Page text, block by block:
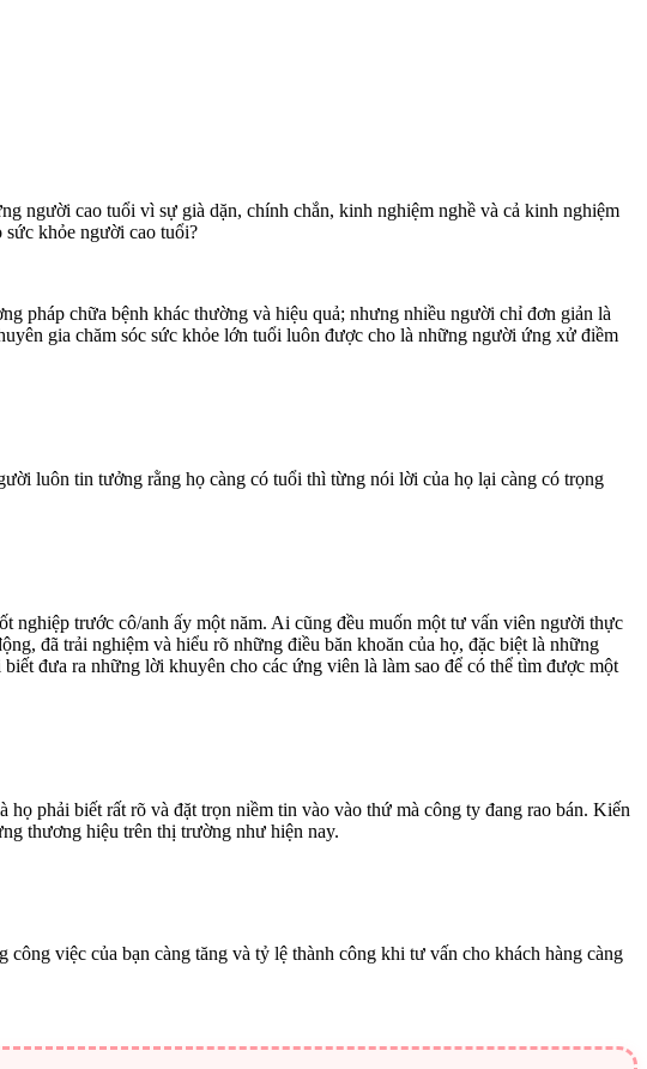
người cao tuổi vì sự già dặn, chính chắn, kinh nghiệm nghề và cả kinh nghiệm
khỏe người cao tuổi?
pháp chữa bệnh khác thường và hiệu quả; nhưng nhiều người chỉ đơn giản là
gia chăm sóc sức khỏe lớn tuổi luôn được cho là những người ứng xử điềm
luôn tin tưởng rằng họ càng có tuổi thì từng nói lời của họ lại càng có trọng
trước cô/anh ấy một năm. Ai cũng đều muốn một tư vấn viên người thực
đã trải nghiệm và hiểu rõ những điều băn khoăn của họ, đặc biệt là những
đưa ra những lời khuyên cho các ứng viên là làm sao để có thể tìm được một
phải biết rất rõ và đặt trọn niềm tin vào vào thứ mà công ty đang rao bán. Kiến
thương hiệu trên thị trường như hiện nay.
việc của bạn càng tăng và tỷ lệ thành công khi tư vấn cho khách hàng càng